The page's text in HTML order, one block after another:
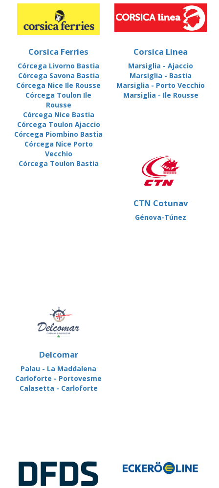
Corsica Ferries
Córcega Livorno Bastia
Córcega Savona Bastia
Córcega Nice Ile Rousse
Córcega Toulon Ile
Rousse
Córcega Nice Bastia
Córcega Toulon Ajaccio
Córcega Piombino Bastia
Córcega Nice Porto
Vecchio
Córcega Toulon Bastia
Corsica Linea
Marsiglia - Ajaccio
Marsiglia - Bastia
Marsiglia - Porto Vecchio
Marsiglia - Ile Rousse
CTN Cotunav
Génova-Túnez
Delcomar
Palau - La Maddalena
Carloforte - Portovesme
Calasetta - Carloforte